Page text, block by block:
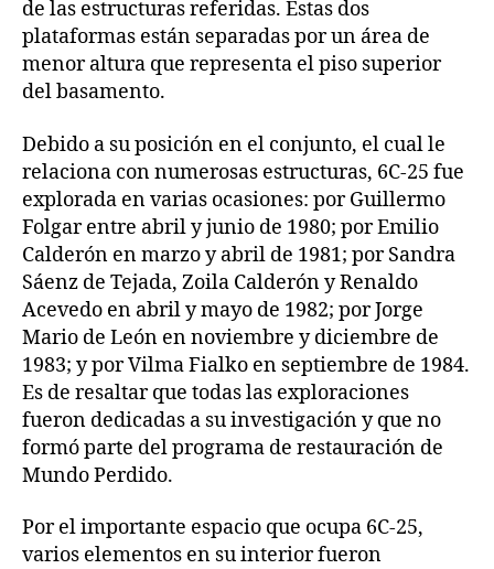
de las estructuras referidas. Estas dos
plataformas están separadas por un área de
menor altura que representa el piso superior
del basamento.
Debido a su posición en el conjunto, el cual le
relaciona con numerosas estructuras, 6C-25 fue
explorada en varias ocasiones: por Guillermo
Folgar entre abril y junio de 1980; por Emilio
Calderón en marzo y abril de 1981; por Sandra
Sáenz de Tejada, Zoila Calderón y Renaldo
Acevedo en abril y mayo de 1982; por Jorge
Mario de León en noviembre y diciembre de
1983; y por Vilma Fialko en septiembre de 1984.
Es de resaltar que todas las exploraciones
fueron dedicadas a su investigación y que no
formó parte del programa de restauración de
Mundo Perdido.
Por el importante espacio que ocupa 6C-25,
varios elementos en su interior fueron